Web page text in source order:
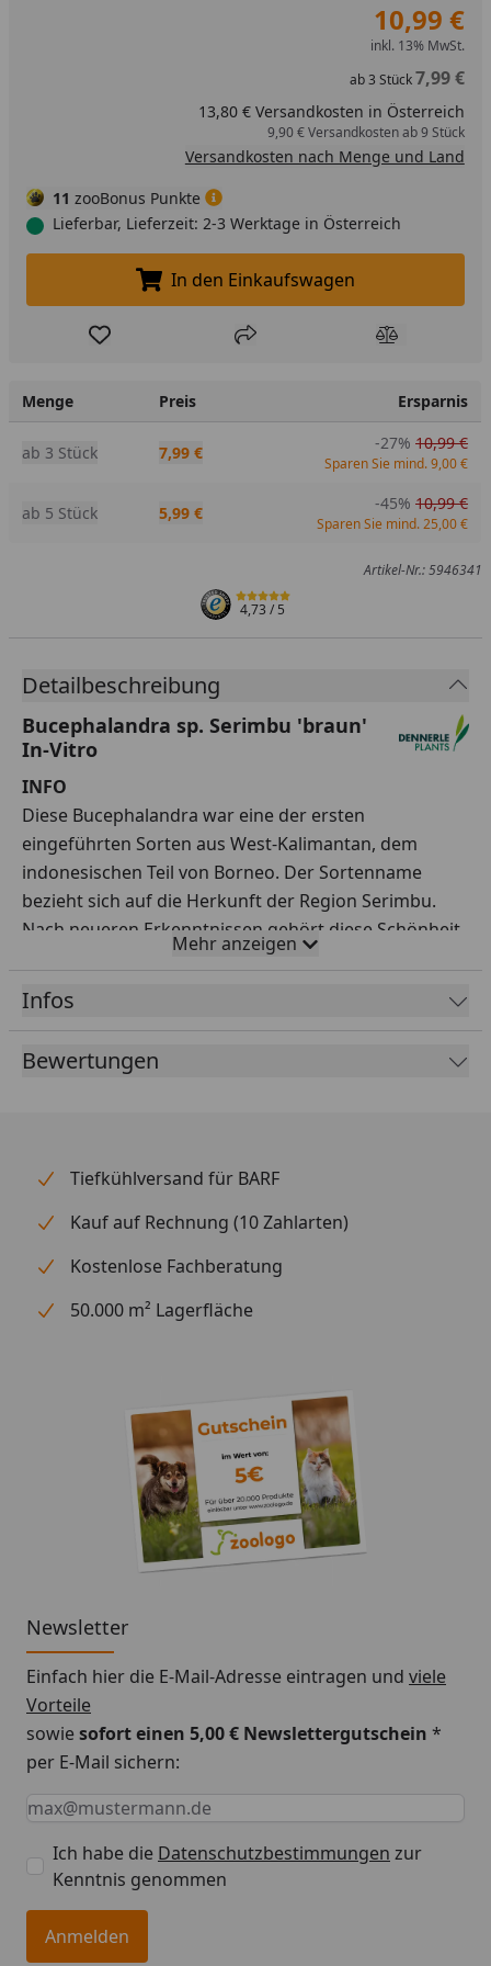
10,99 €
inkl. 13% MwSt.
ab3 Stück7,99 €
13,80 € Versandkosten in Österreich
9,90 € Versandkosten ab 9 Stück
Versandkosten nach Menge und Land
11 zooBonus Punkte
Lieferbar, Lieferzeit: 2-3 Werktage in Österreich
In den Einkaufswagen legen
In den Einkaufswagen
Produkt zur Wunschliste hinzufügen
Teilen Produkt
Menge Preis Ersparnis
ab 3 Stück 7,99 € -27% 10,99 €
Sparen Sie mind. 9,00 €
ab 5 Stück 5,99 € -45% 10,99 €
Sparen Sie mind. 25,00 €
Artikel-Nr.: 5946341
4,73/ 5
Detailbeschreibung
Bucephalandra sp. Serimbu 'braun'
In-Vitro
INFO
Diese Bucephalandra war eine der ersten
eingeführten Sorten aus West-Kalimantan, dem
indonesischen Teil von Borneo. Der Sortenname
bezieht sich auf die Herkunft der Region Serimbu.
Nach neueren Erkenntnissen gehört diese Schönheit
wahrscheinlich zur Bucephalandra pygmaea-Gruppe.
Ihre Blätter sind ganzrandig und schmal elliptisch; je
nach Beleuchtungsstärke kann ihre Farbe von
Bucephalandra gehören wie die Gattung Anubias und
Mehr anzeigen
Infos
Bewertungen
Tiefkühlversand für BARF
Kauf auf Rechnung (10 Zahlarten)
Kostenlose Fachberatung
50.000 m² Lagerfläche
Newsletter
Einfach hier die E-Mail-Adresse eintragen und viele
Vorteile
sowiesofort einen 5,00 € Newslettergutschein *
per E-Mail sichern:
Keine Eingabe erforderlich
Eingabe erforderlich
E-Mail *
Ich habe die Datenschutzbestimmungen zur
Kenntnis genommen
Anmelden